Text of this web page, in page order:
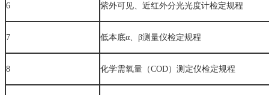
6 紫外可见、近红外分光光度计检定规程
7 低本底α、β测量仪检定规程
8 化学需氧量（COD）测定仪检定规程